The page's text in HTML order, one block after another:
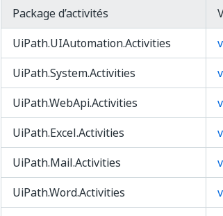
Package d’activités
UiPath.UIAutomation.Activities
UiPath.System.Activities
UiPath.WebApi.Activities
UiPath.Excel.Activities
UiPath.Mail.Activities
UiPath.Word.Activities